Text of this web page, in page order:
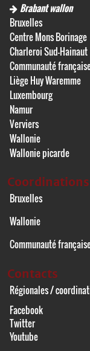
Brabant wallon
Bruxelles
Centre Mons Borinage
Charleroi Sud-Hainaut
Communauté
Liège Huy Waremme
Luxembourg
Namur
Verviers
Wallonie
Wallonie picarde
Coordinations
Bruxelles
Wallonie
Communauté
Contacts
Régionales /
Facebook
Twitter
Youtube